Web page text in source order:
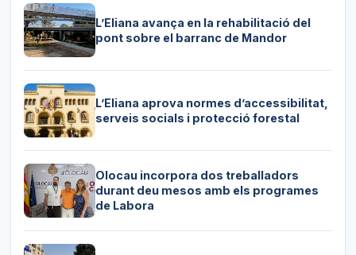
L’Eliana avança en la rehabilitació del
pont sobre el barranc de Mandor
L’Eliana aprova normes d’accessibilitat,
serveis socials i protecció forestal
Olocau incorpora dos treballadors
durant deu mesos amb els programes
de Labora